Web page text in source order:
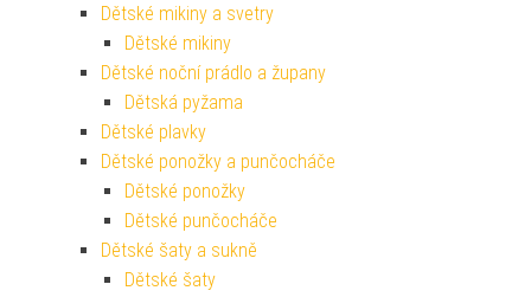
Dětské mikiny a svetry
Dětské mikiny
Dětské noční prádlo a župany
Dětská pyžama
Dětské plavky
Dětské ponožky a punčocháče
Dětské ponožky
Dětské punčocháče
Dětské šaty a sukně
Dětské šaty